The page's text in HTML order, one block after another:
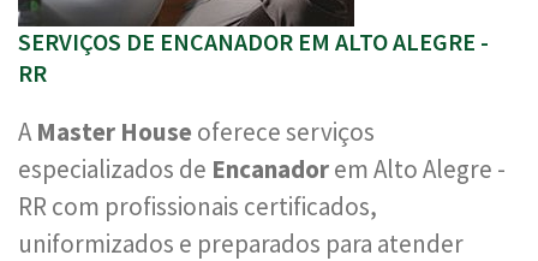
SERVIÇOS DE ENCANADOR EM ALTO ALEGRE -
RR
AMaster House oferece serviços
especializados de Encanadorem Alto Alegre -
RR com profissionais certificados,
uniformizados e preparados para atender